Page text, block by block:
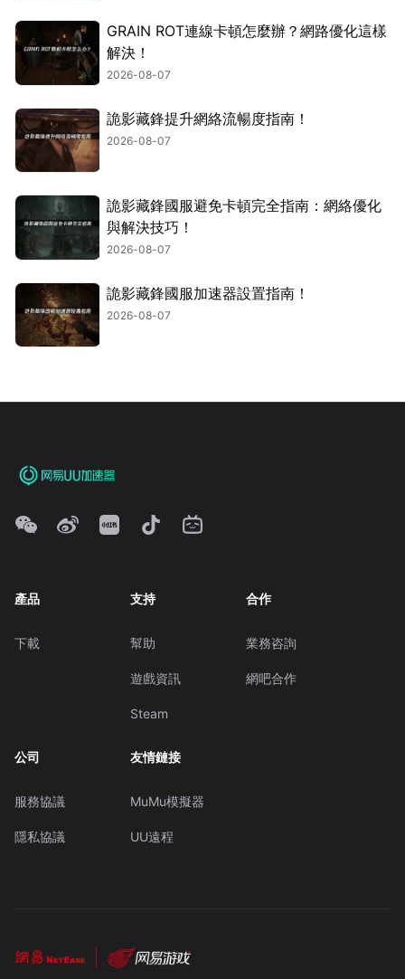
GRAIN ROT連線卡頓怎麼辦？網路優化這樣
解決！
2026-08-07
詭影藏鋒提升網絡流暢度指南！
2026-08-07
詭影藏鋒國服避免卡頓完全指南：網絡優化
與解決技巧！
2026-08-07
詭影藏鋒國服加速器設置指南！
2026-08-07
產品
下載
支持
幫助
遊戲資訊
Steam
合作
業務咨詢
網吧合作
公司
服務協議
隱私協議
友情鏈接
MuMu模擬器
UU遠程